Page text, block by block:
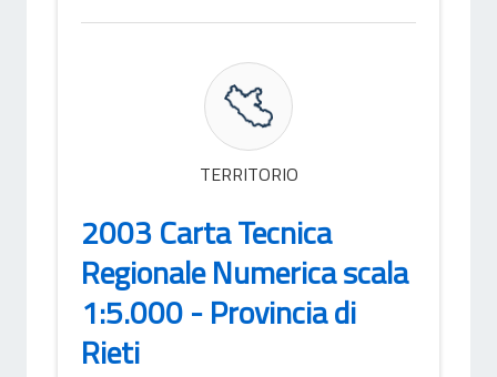
TERRITORIO
2003 Carta Tecnica
Regionale Numerica scala
1:5.000 - Provincia di
Rieti